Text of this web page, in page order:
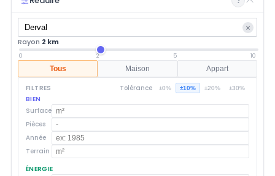
×
Rayon 2 km
0 2 5 10
Tous Maison Appart
FILTRES Tolérance ±0% ±10% ±20% ±30%
BIEN
Surface
Pièces
Année
Terrain
ÉNERGIE